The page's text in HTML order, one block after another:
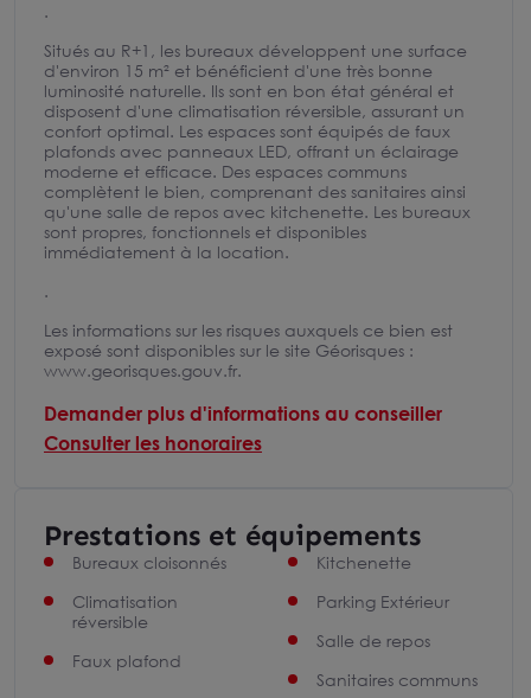
.
Situés au R+1, les bureaux développent une surface
d'environ 15 m² et bénéficient d'une très bonne
luminosité naturelle. Ils sont en bon état général et
disposent d'une climatisation réversible, assurant un
confort optimal. Les espaces sont équipés de faux
plafonds avec panneaux LED, offrant un éclairage
moderne et efficace. Des espaces communs
complètent le bien, comprenant des sanitaires ainsi
qu'une salle de repos avec kitchenette. Les bureaux
sont propres, fonctionnels et disponibles
immédiatement à la location.
.
Les informations sur les risques auxquels ce bien est
exposé sont disponibles sur le site Géorisques :
www.georisques.gouv.fr.
Demander plus d'informations au conseiller
Consulter les honoraires
Prestations et équipements
Bureaux cloisonnés
Climatisation
réversible
Faux plafond
Kitchenette
Parking Extérieur
Salle de repos
Sanitaires communs